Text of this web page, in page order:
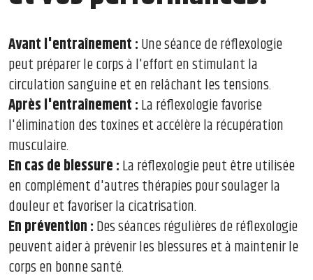
Avant l'entraînement :Une séance de réflexologie
peut préparer le corps à l'effort en stimulant la
circulation sanguine et en relâchant les tensions.
Après l'entraînement :La réflexologie favorise
l'élimination des toxines et accélère la récupération
musculaire.
En cas de blessure :La réflexologie peut être utilisée
en complément d'autres thérapies pour soulager la
douleur et favoriser la cicatrisation.
En prévention :Des séances régulières de réflexologie
peuvent aider à prévenir les blessures et à maintenir le
corps en bonne santé.